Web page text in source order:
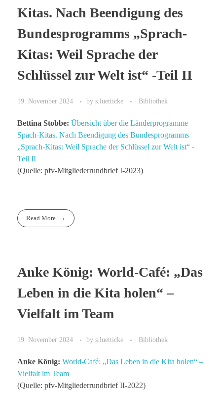
Kitas. Nach Beendigung des
Bundesprogramms „Sprach-
Kitas: Weil Sprache der
Schlüssel zur Welt ist“ -Teil II
19. November 2024 by s.luetticke Bibliothek
Bettina Stobbe: Übersicht über die Länderprogramme
Spach-Kitas. Nach Beendigung des Bundesprogramms
„Sprach-Kitas: Weil Sprache der Schlüssel zur Welt ist“ -
Teil II
(Quelle: pfv-Mitgliederrundbrief I-2023)
Read More
Anke König: World-Café: „Das
Leben in die Kita holen“ –
Vielfalt im Team
19. November 2024 by s.luetticke Bibliothek
Anke König: World-Café: „Das Leben in die Kita holen“ –
Vielfalt im Team
(Quelle: pfv-Mitgliederrundbrief II-2022)